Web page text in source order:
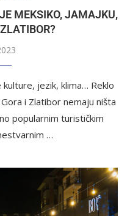
MEKSIKO, JAMAJKU,
jezik, klima… Reklo
i Zlatibor nemaju ništa
popularnim turističkim
…